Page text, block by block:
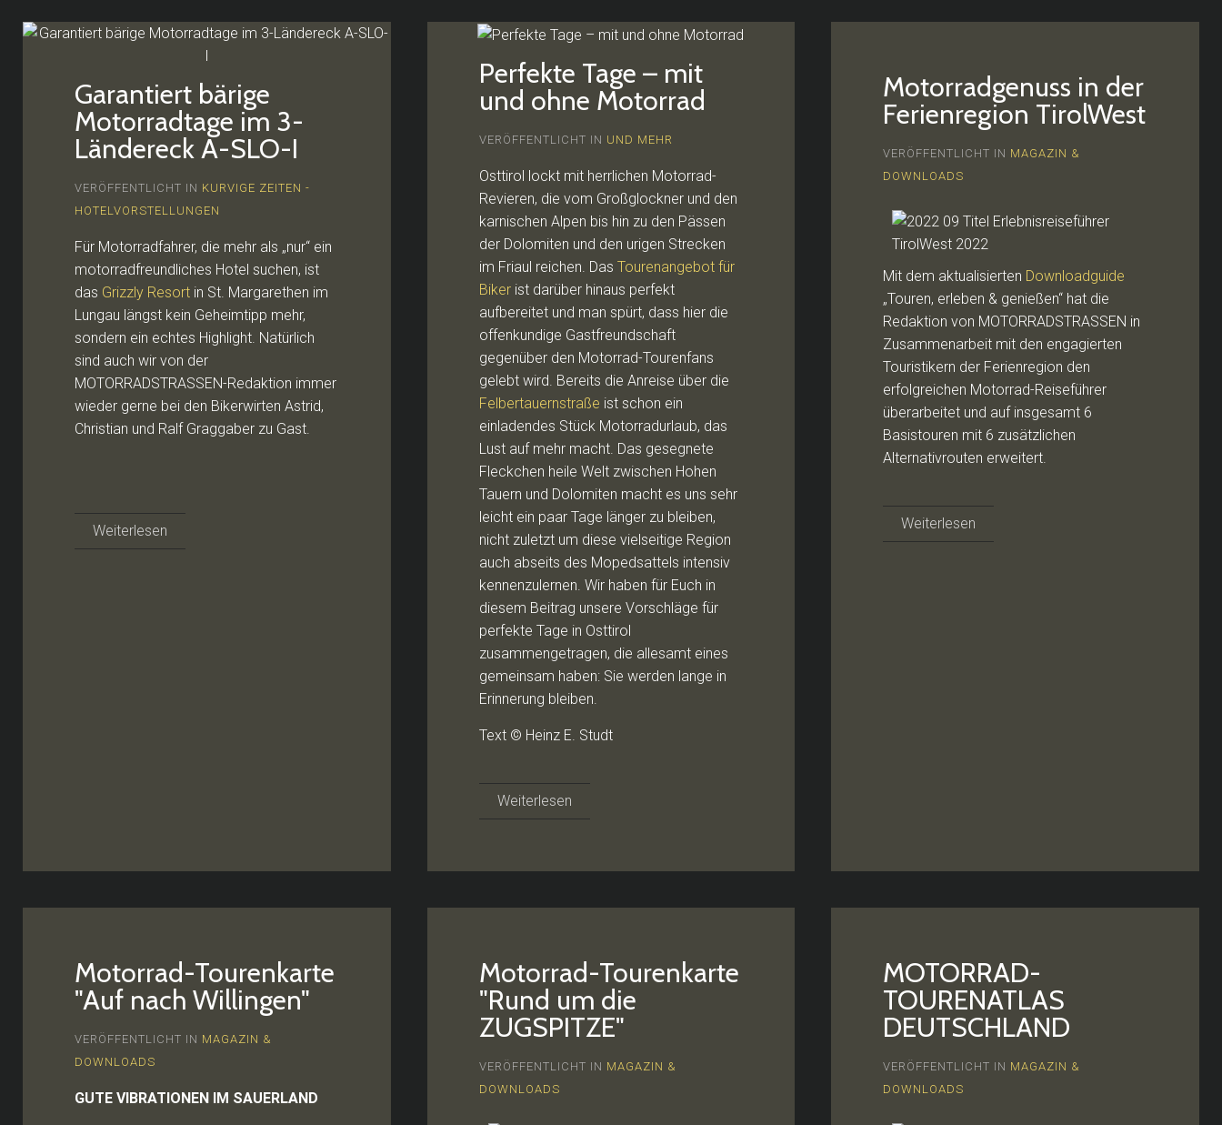
Garantiert bärige
Motorradtage im 3-
Ländereck A-SLO-I
VERÖFFENTLICHT IN KURVIGE ZEITEN -
HOTELVORSTELLUNGEN
Für Motorradfahrer, die mehr als „nur“ ein
motorradfreundliches Hotel suchen, ist
das Grizzly Resort in St. Margarethen im
Lungau längst kein Geheimtipp mehr,
sondern ein echtes Highlight. Natürlich
sind auch wir von der
MOTORRADSTRASSEN-Redaktion immer
wieder gerne bei den Bikerwirten Astrid,
Christian und Ralf Graggaber zu Gast.
Weiterlesen
Perfekte Tage – mit
und ohne Motorrad
VERÖFFENTLICHT IN UND MEHR
Osttirol lockt mit herrlichen Motorrad-
Revieren, die vom Großglockner und den
karnischen Alpen bis hin zu den Pässen
der Dolomiten und den urigen Strecken
im Friaul reichen. Das Tourenangebot für
Bikerist darüber hinaus perfekt
aufbereitet und man spürt, dass hier die
offenkundige Gastfreundschaft
gegenüber den Motorrad-Tourenfans
gelebt wird. Bereits die Anreise über die
Felbertauernstraße ist schon ein
einladendes Stück Motorradurlaub, das
Lust auf mehr macht. Das gesegnete
Fleckchen heile Welt zwischen Hohen
Tauern und Dolomiten macht es uns sehr
leicht ein paar Tage länger zu bleiben,
nicht zuletzt um diese vielseitige Region
auch abseits des Mopedsattels intensiv
kennenzulernen. Wir haben für Euch in
diesem Beitrag unsere Vorschläge für
perfekte Tage in Osttirol
zusammengetragen, die allesamt eines
gemeinsam haben: Sie werden lange in
Erinnerung bleiben.
Text © Heinz E. Studt
Weiterlesen
Motorradgenuss in der
Ferienregion TirolWest
VERÖFFENTLICHT IN MAGAZIN &
DOWNLOADS
Mit dem aktualisierten Downloadguide
„Touren, erleben & genießen“ hat die
Redaktion von MOTORRADSTRASSEN in
Zusammenarbeit mit den engagierten
Touristikern der Ferienregion den
erfolgreichen Motorrad-Reiseführer
überarbeitet und auf insgesamt 6
Basistouren mit 6 zusätzlichen
Alternativrouten erweitert.
Weiterlesen
Motorrad-Tourenkarte
"Auf nach Willingen"
VERÖFFENTLICHT IN MAGAZIN &
DOWNLOADS
GUTE VIBRATIONEN IM SAUERLAND
Motorrad-Tourenkarte
"Rund um die
ZUGSPITZE"
VERÖFFENTLICHT IN MAGAZIN &
DOWNLOADS
MOTORRAD-
TOURENATLAS
DEUTSCHLAND
VERÖFFENTLICHT IN MAGAZIN &
DOWNLOADS